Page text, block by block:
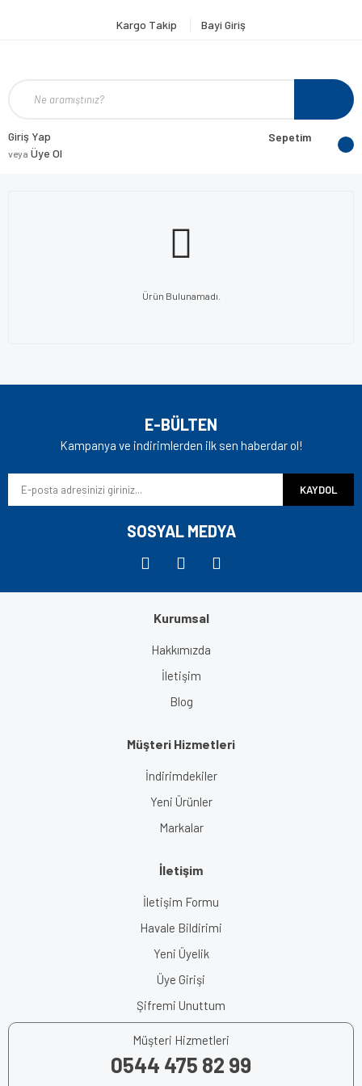
Kargo Takip Bayi Giriş
Giriş Yap
veya Üye Ol
Sepetim
Ürün Bulunamadı.
E-BÜLTEN
Kampanya ve indirimlerden ilk sen haberdar ol!
KAYDOL
SOSYAL MEDYA
Kurumsal
Hakkımızda
İletişim
Blog
Müşteri Hizmetleri
İndirimdekiler
Yeni Ürünler
Markalar
İletişim
İletişim Formu
Havale Bildirimi
Yeni Üyelik
Üye Girişi
Şifremi Unuttum
Müşteri Hizmetleri
0544 475 82 99